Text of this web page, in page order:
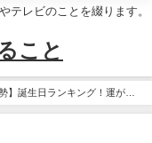
テレビのことを綴ります。
こと
】誕生日ランキング！運がい